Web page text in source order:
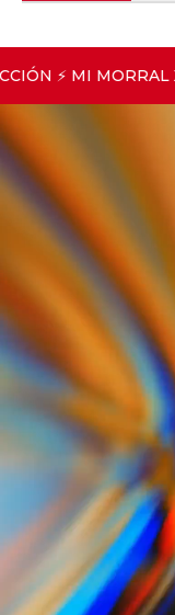
⚡ MI MORRAL